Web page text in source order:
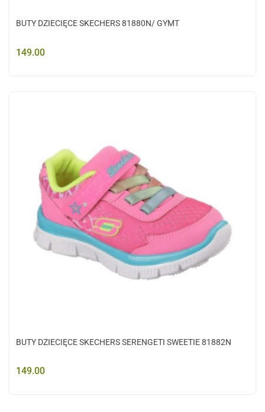
BUTY DZIECIĘCE SKECHERS 81880N/ GYMT
149.00
BUTY DZIECIĘCE SKECHERS SERENGETI SWEETIE 81882N
149.00